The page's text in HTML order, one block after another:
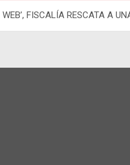
FISCALÍA RESCATA A